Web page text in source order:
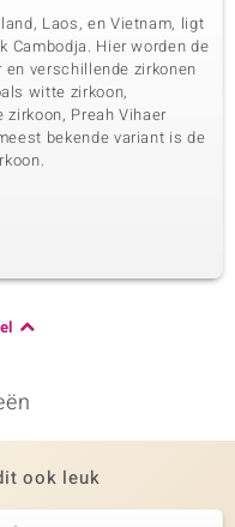
Laos, en Vietnam, ligt
Cambodja. Hier worden de
verschillende zirkonen
witte zirkoon,
zirkoon, Preah Vihaer
bekende variant is de
ook leuk